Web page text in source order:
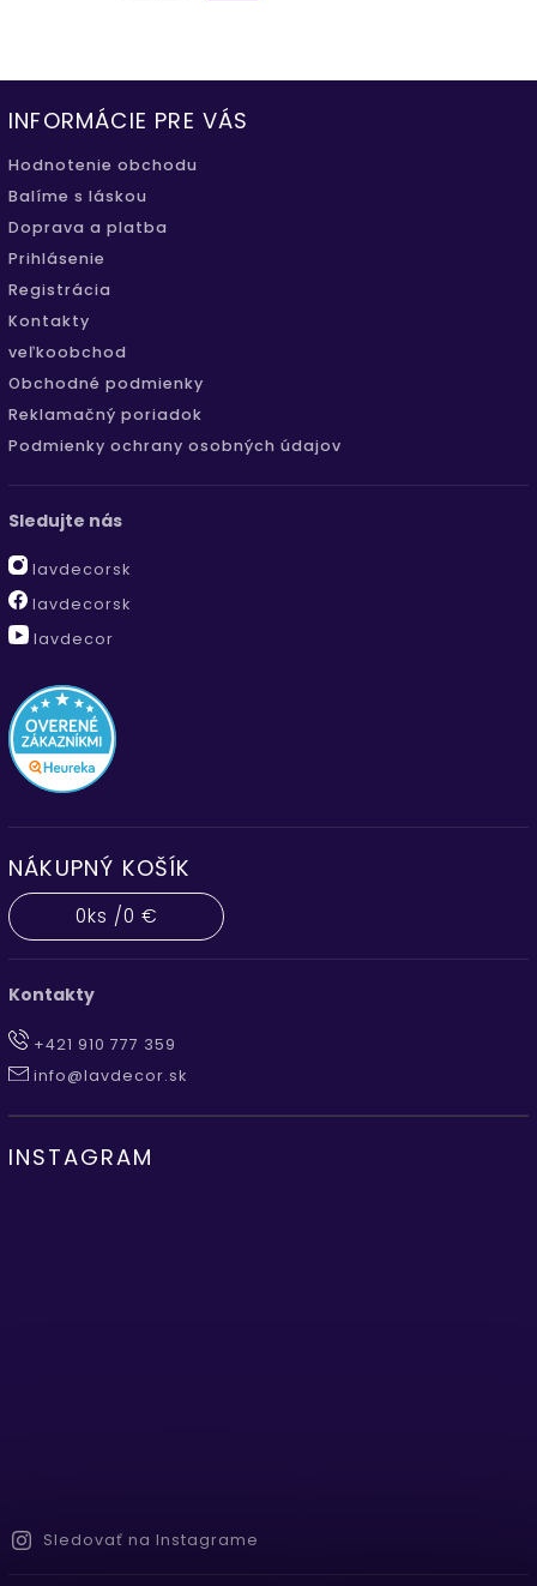
INFORMÁCIE PRE VÁS
Hodnotenie obchodu
Balíme s láskou
Doprava a platba
Prihlásenie
Registrácia
Kontakty
veľkoobchod
Obchodné podmienky
Reklamačný poriadok
Podmienky ochrany osobných údajov
Sledujte nás
lavdecorsk
lavdecorsk
lavdecor
NÁKUPNÝ KOŠÍK
0ks /0 €
Kontakty
+421 910 777 359
info@lavdecor.sk
INSTAGRAM
Sledovať na Instagrame